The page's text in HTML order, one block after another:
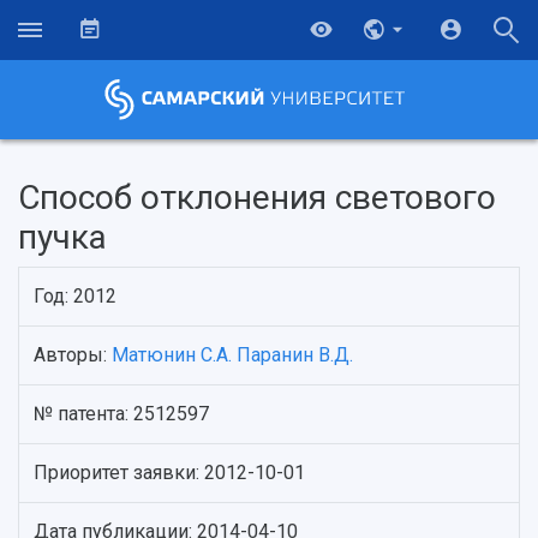
НАЗАД
Об университете
Ключевые факты
Новости
Бортжурнал
Образование
Абитуриенту
Научно-исследовательская деятельность
Научные школы и ведущие научные коллективы
Способ отклонения светового
пучка
Год: 2012
Авторы: Матюнин С.А. Паранин В.Д.
№ патента: 2512597
Приоритет заявки: 2012-10-01
Дата публикации: 2014-04-10